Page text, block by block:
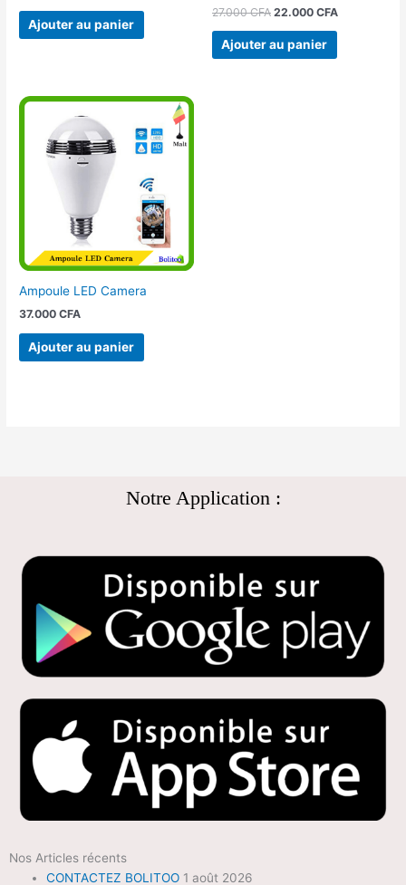
Ajouter au panier
27.000CFA 22.000 CFA
Ajouter au panier
Ampoule LED Camera
37.000CFA
Ajouter au panier
Notre Application :
Nos Articles récents
CONTACTEZ BOLITOO 1 août 2026